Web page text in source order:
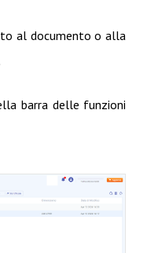
al documento o alla
barra delle funzioni